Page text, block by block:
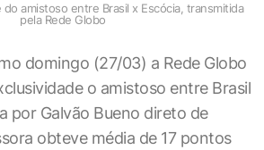
amistoso entre Brasil x Escócia, transmitida
pela Rede Globo
domingo (27/03) a Rede Globo
o amistoso entre Brasil
por Galvão Bueno direto de
obteve média de 17 pontos